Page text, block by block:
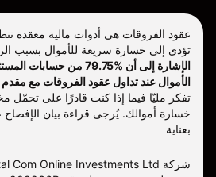
عقود الفروقات هي أدوات مالية معقدة
تؤدي إلى خسارة سريعة للأموال بسبب
الإشارة إلى أن %79.75 من
الأموال عند تداول عقود الفروقات مع مقدم
تفكر مليّا فيما إذا كنت قادرًا على تحمّل
خسارة أموالك. يُرجى قراءة بيان
بعناية